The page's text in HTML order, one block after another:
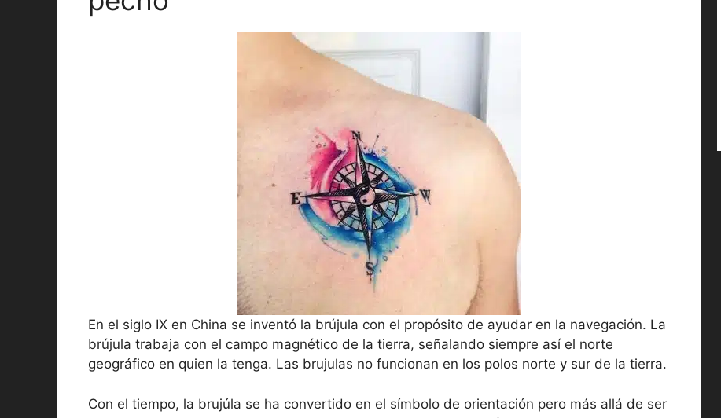
En el siglo IX en China se inventó la brújula con el propósito de ayudar en la navegación. La
brújula trabaja con el campo magnético de la tierra, señalando siempre así el norte
geográfico en quien la tenga. Las brujulas no funcionan en los polos norte y sur de la tierra.
Con el tiempo, la brujúla se ha convertido en el símbolo de orientación pero más allá de ser